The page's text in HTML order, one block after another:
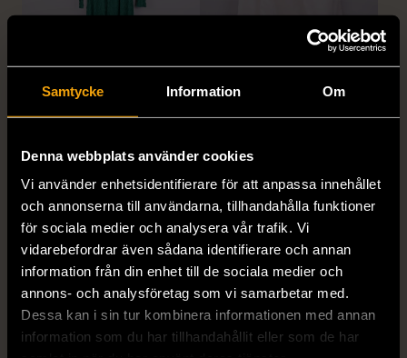
Samtycke Information Om
Denna webbplats använder cookies
Vi använder enhetsidentifierare för att anpassa innehållet
och annonserna till användarna, tillhandahålla funktioner
för sociala medier och analysera vår trafik. Vi
vidarebefordrar även sådana identifierare och annan
information från din enhet till de sociala medier och
annons- och analysföretag som vi samarbetar med.
Dessa kan i sin tur kombinera informationen med annan
information som du har tillhandahållit eller som de har
MISSONI
S (34-36) Gott skick
999 kr
Vintage
S (34-36)
Mycket gott skick
999 kr